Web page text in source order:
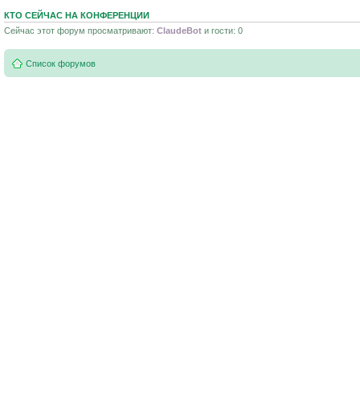
КТО СЕЙЧАС НА КОНФЕРЕНЦИИ
Сейчас этот форум просматривают: ClaudeBot и гости: 0
Список форумов